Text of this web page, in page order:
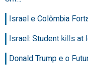
Israel e Colômbia
Israel: Student kills at
Donald Trump e o